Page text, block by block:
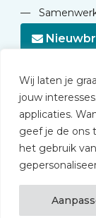
Wij laten je
jouw
applicaties.
geef je de ons
het gebruik
—
© 2026 NVD
Privacy statement
Disclaimer